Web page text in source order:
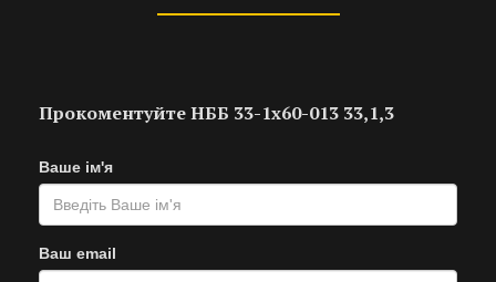
Прокоментуйте НББ 33-1х60-013 33,1,3
Ваше ім'я
Ваш email